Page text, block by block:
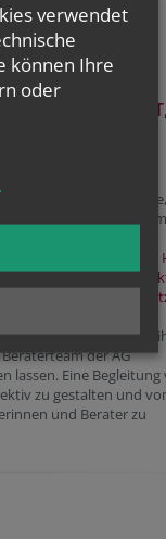
DER ZUKUNFT,
den Pfarren von vielen
Orten wächst die
sich zu einer
einer Vision ist eine
einer
Prioritäten zu
zu gestalten.
können sich in
der AG
lassen. Eine Begleitung
zu gestalten und
und Berater zu
verwendet
können Ihre
oder